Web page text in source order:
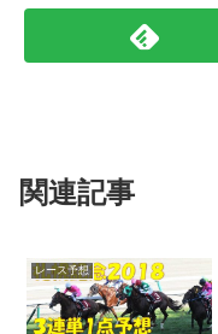
関連記事
レース予想